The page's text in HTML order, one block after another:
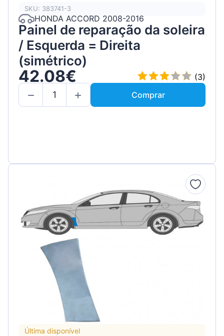
SKU: 383741-3
HONDA ACCORD 2008-2016
Painel de reparação da soleira
/ Esquerda = Direita
(simétrico)
42.08€
(3)
Comprar
Última disponível